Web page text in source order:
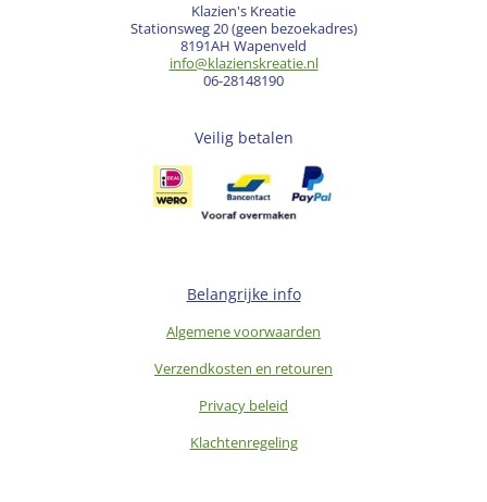
Klazien's Kreatie
Stationsweg 20 (geen bezoekadres)
8191AH Wapenveld
info@klazienskreatie.nl
06-28148190
Veilig betalen
Belangrijke info
Algemene voorwaarden
Verzendkosten en retouren
Privacy beleid
Klachtenregeling